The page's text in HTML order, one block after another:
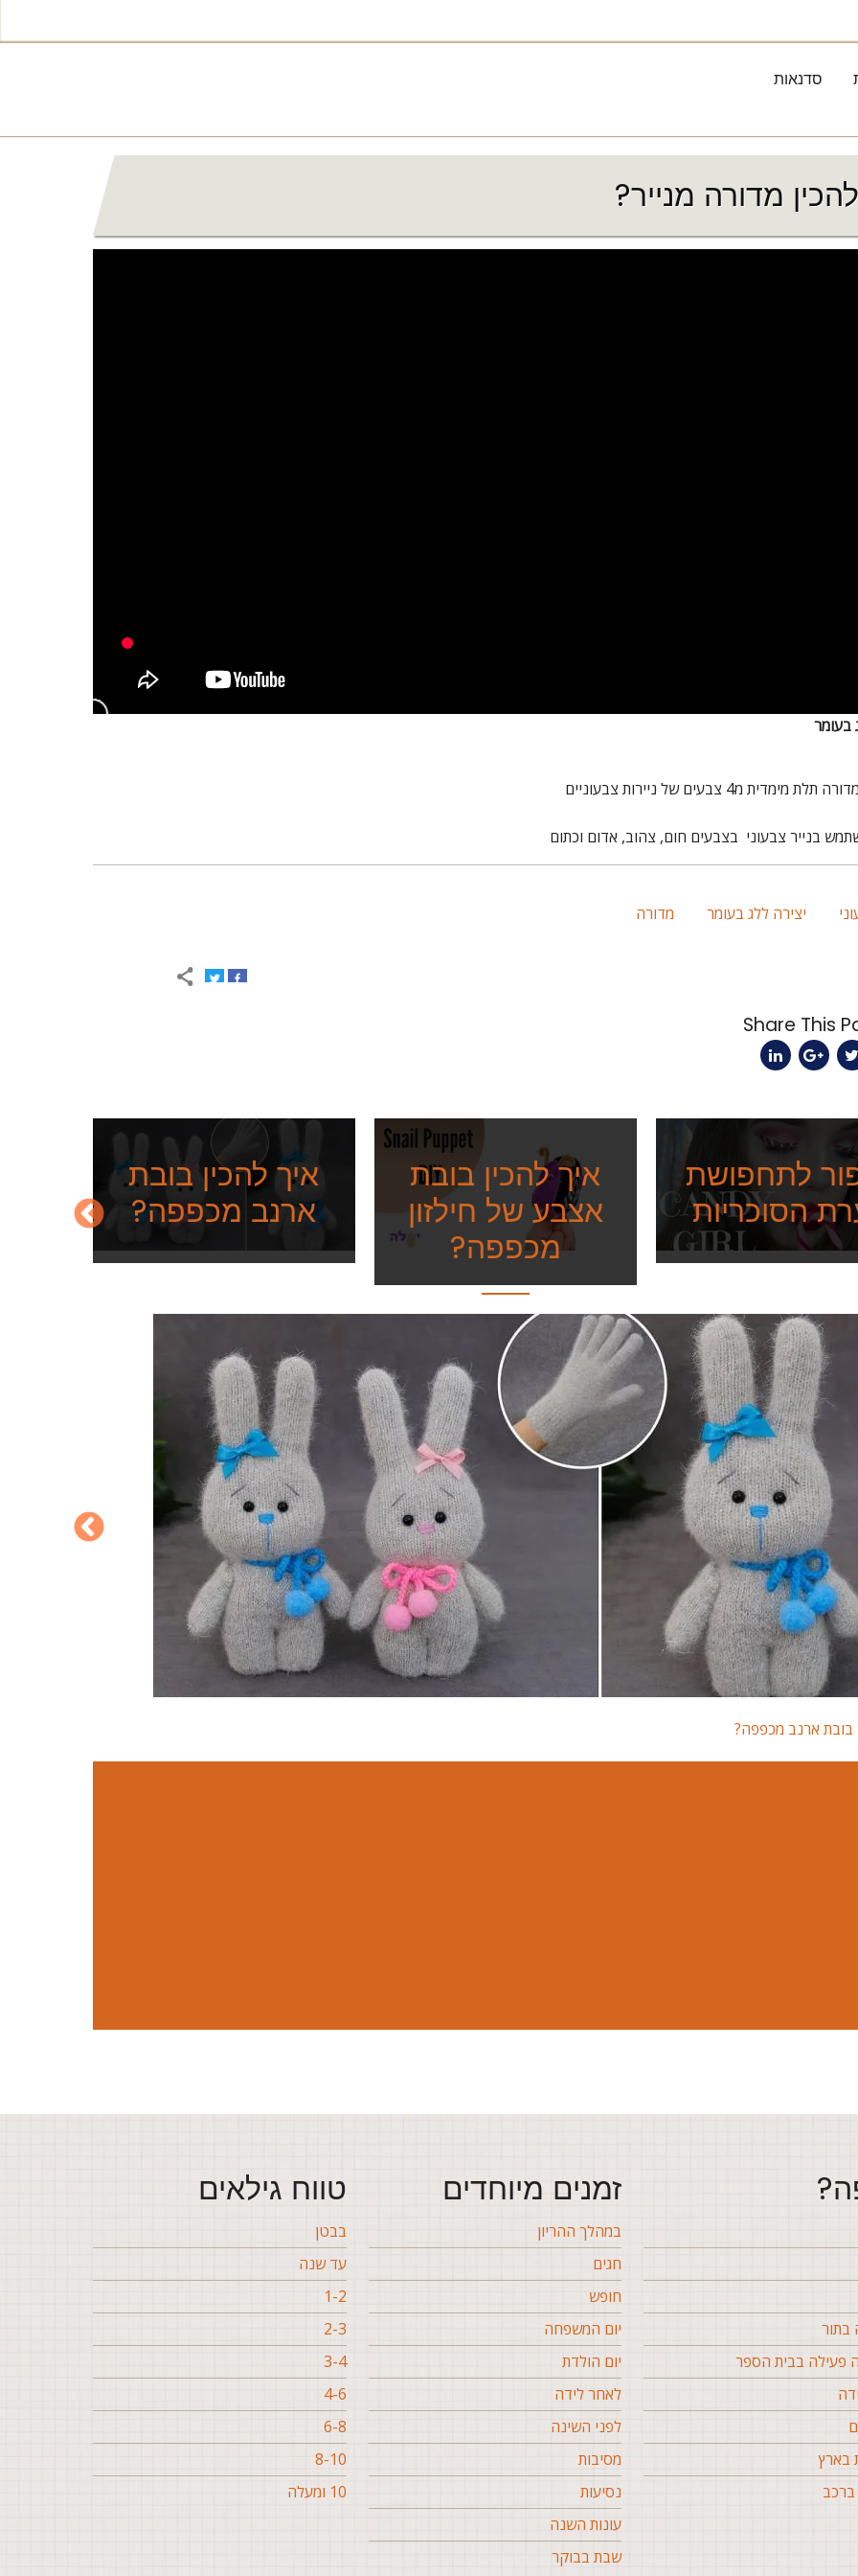
סדנאות
מדורה מנייר?
בעומר
מ4 צבעים של ניירות צבעוניים
בנייר צבעוני בצבעים חום, צהוב, אדום וכתום
יצירה ללג בעומר מדורה
איך להכין בובת
ארנב מכפפה?
איך להכין בובת
אצבע של חילזון
מכפפה?
לתחפושת
הסוכריות
בובת ארנב מכפפה?
טווח גילאים
בבטן
עד שנה
1-2
2-3
3-4
4-6
6-8
8-10
10 ומעלה
זמנים מיוחדים
במהלך ההריון
חגים
חופש
יום המשפחה
יום הולדת
לאחר לידה
לפני השינה
מסיבות
נסיעות
עונות השנה
שבת בבוקר
בתור
פעילה בבית הספר
בארץ